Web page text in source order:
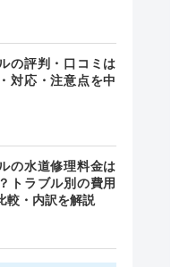
の評判・口コミは
対応・注意点を中
の水道修理料金は
トラブル別の費用
較・内訳を解説